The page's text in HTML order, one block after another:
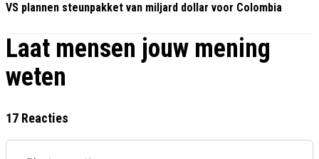
VS plannen steunpakket van miljard dollar voor Colombia
Laat mensen jouw mening
weten
17 Reacties